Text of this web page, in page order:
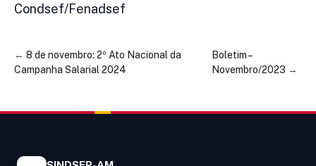
Condsef/Fenadsef
← 8 de novembro: 2º Ato Nacional da
Campanha Salarial 2024
Boletim –
Novembro/2023 →